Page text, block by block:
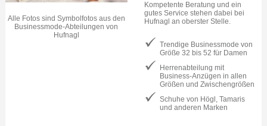
Alle Fotos sind Symbolfotos aus den
Businessmode-Abteilungen von
Hufnagl
Kompetente Beratung und ein
gutes Service stehen dabei bei
Hufnagl an oberster Stelle.
Trendige Businessmode von
Größe 32 bis 52 für Damen
Herrenabteilung mit
Business-Anzügen in allen
Größen und Zwischengrößen
Schuhe von Högl, Tamaris
und anderen Marken